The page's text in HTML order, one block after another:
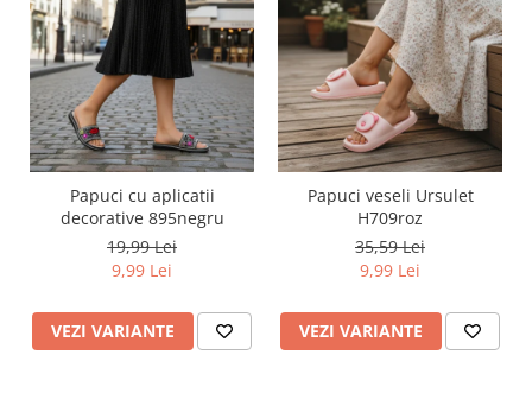
Papuci cu aplicatii
decorative 895negru
19,99 Lei
9,99 Lei
VEZI VARIANTE
Papuci veseli Ursulet
H709roz
35,59 Lei
9,99 Lei
VEZI VARIANTE